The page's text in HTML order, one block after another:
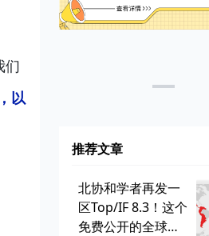
们
以
推荐文章
北协和学者再发一
区Top/IF 8.3！这个
免费公开的全球学